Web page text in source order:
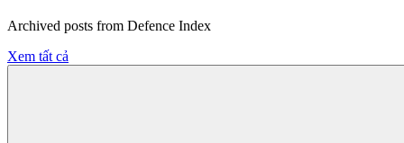
Archived posts from Defence Index
Xem tất cả